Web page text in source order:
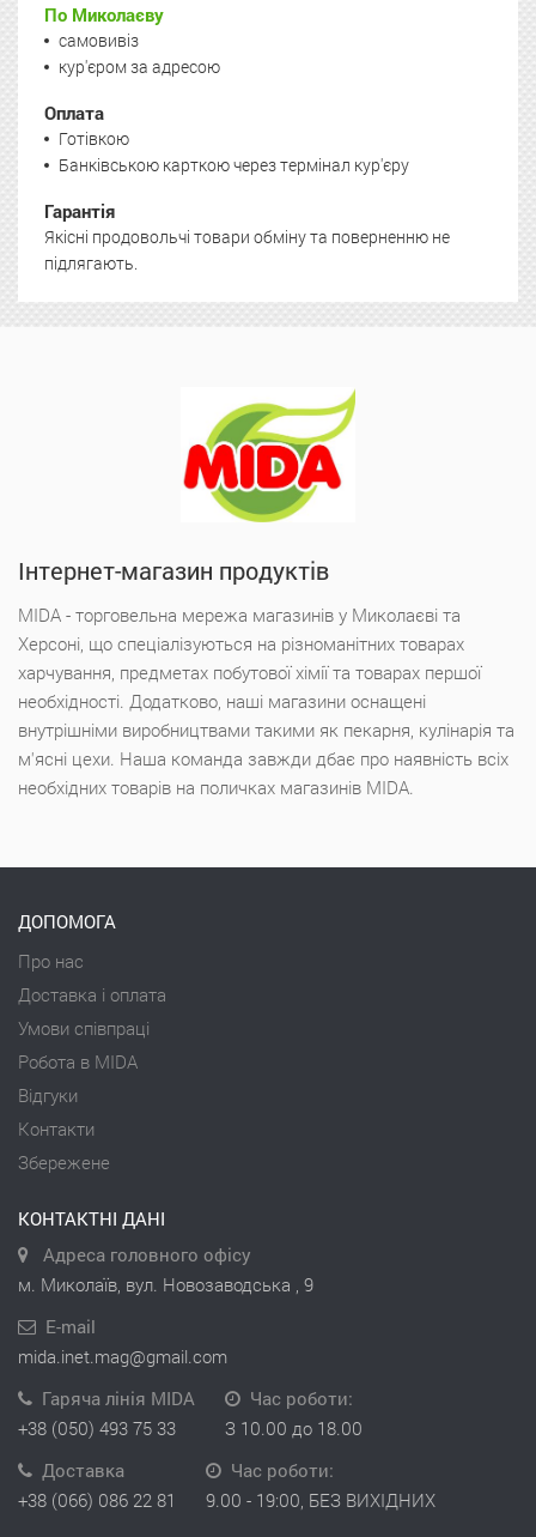
По Миколаєву
самовивіз
кур'єром за адресою
Оплата
Готівкою
Банківською карткою через термінал кур'єру
Гарантія
Якісні продовольчі товари обміну та поверненню не
підлягають.
Інтернет-магазин продуктів
MIDA - торговельна мережа магазинів у Миколаєві та
Херсоні, що спеціалізуються на різноманітних товарах
харчування, предметах побутової хімії та товарах першої
необхідності. Додатково, наші магазини оснащені
внутрішніми виробництвами такими як пекарня, кулінарія та
м'ясні цехи. Наша команда завжди дбає про наявність всіх
необхідних товарів на поличках магазинів MIDA.
ДОПОМОГА
Про нас
Доставка і оплата
Умови співпраці
Робота в MIDA
Відгуки
Контакти
Збережене
КОНТАКТНІ ДАНІ
Адреса головного офісу
м. Миколаїв, вул. Новозаводська , 9
E-mail
mida.inet.mag@gmail.com
Гаряча лінія MIDA
+38 (050) 493 75 33
Час роботи:
З 10.00 до 18.00
Доставка
+38 (066) 086 22 81
Час роботи:
9.00 - 19:00, БЕЗ ВИХІДНИХ